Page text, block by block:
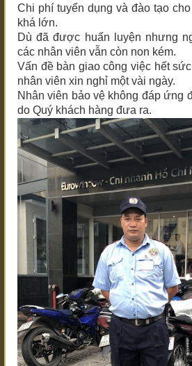
Chi phí tuyển dụng và đào tạo
khá lớn.
Dù đã được huấn luyện nhưng
các nhân viên vẫn còn non kém.
Vấn đề bàn giao công việc hết
nhân viên xin nghỉ một vài ngày.
Nhân viên bảo vệ không đáp ứng
do Quý khách hàng đưa ra.